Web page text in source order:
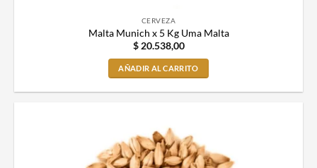
CERVEZA
Malta Munich x 5 Kg Uma Malta
$20.538,00
AÑADIR AL CARRITO